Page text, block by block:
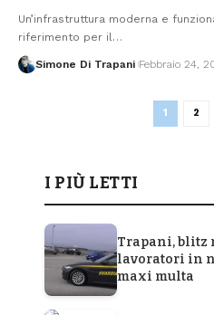
Un’infrastruttura moderna e
riferimento per il…
Simone Di Trapani Febbraio 24,
1 2
I PIÙ LETTI
Trapani, blitz
lavoratori in
maxi multa